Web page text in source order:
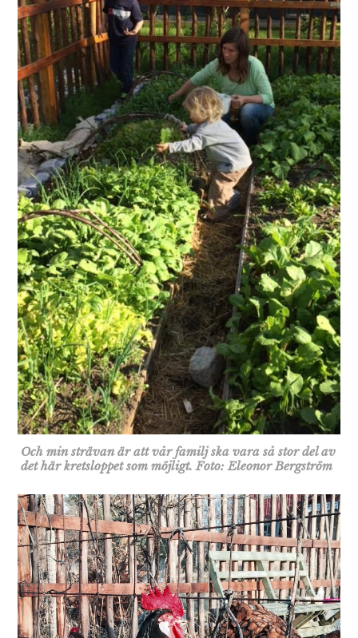
Och min strävan är att vår familj ska vara så stor del av
det här kretsloppet som möjligt. Foto: Eleonor Bergström